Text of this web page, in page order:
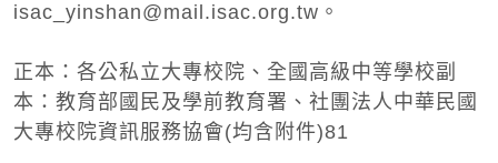
isac_yinshan@mail.isac.org.tw。
正本：各公私立大專校院、全國高級中等學校副
本：教育部國民及學前教育署、社團法人中華民國
大專校院資訊服務協會(均含附件)81